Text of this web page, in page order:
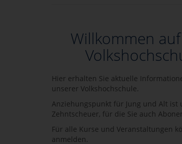
Willkommen
Hier erhalten Sie aktuelle
unserer Volkshochschule.
Anziehungspunkt für Jung und Alt
Zehntscheuer, für die Sie auch
Für alle Kurse und Veranstaltungen
anmelden.